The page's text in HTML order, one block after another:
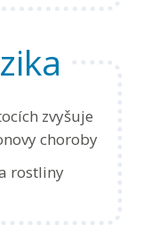
zvyšuje
choroby
rostliny